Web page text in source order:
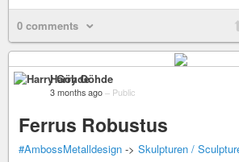
0 comments
Harry Göhde
3 months ago – Public
Ferrus Robustus
#AmbossMetalldesign -> Skulpturen /